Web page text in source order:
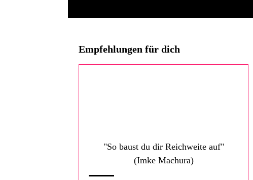
Empfehlungen für dich
"So baust du dir Reichweite auf"
(Imke Machura)